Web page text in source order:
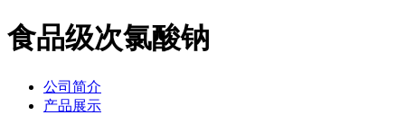
食品级次氯酸钠
公司简介
产品展示